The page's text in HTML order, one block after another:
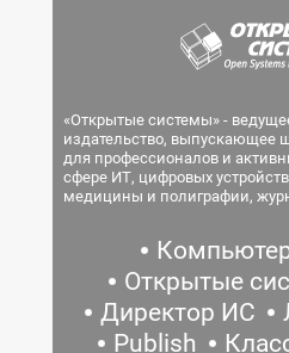
«Открытые системы» -
издательство, выпускающее
для профессионалов и
сфере ИТ, цифровых
медицины и полиграфии,
Открытые
Директор ИС
Publish